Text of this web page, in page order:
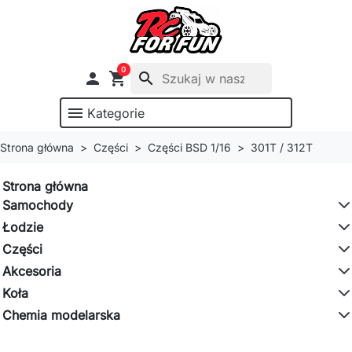
 shopping_cart
0
search
menu Kategorie
Strona główna Części Części BSD 1/16 301T / 312T
Strona główna
Samochody
Łodzie
Części
Akcesoria
Koła
Chemia modelarska